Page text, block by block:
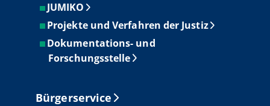
JUMIKO
Projekte und Verfahren der Justiz
Dokumentations- und
Forschungsstelle
Bürgerservice